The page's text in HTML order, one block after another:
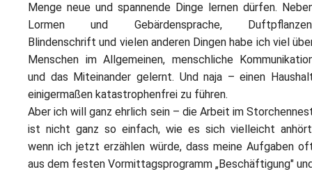
Menge neue und spannende Dinge lernen dürfen.
Lormen und Gebärdensprache,
Blindenschrift und vielen anderen Dingen habe ich viel
Menschen im Allgemeinen, menschliche
und das Miteinander gelernt. Und naja – einen
einigermaßen katastrophenfrei zu führen.
Aber ich will ganz ehrlich sein – die Arbeit im
ist nicht ganz so einfach, wie es sich vielleicht
wenn ich jetzt erzählen würde, dass meine Aufgaben
aus dem festen Vormittagsprogramm „Beschäftigung"